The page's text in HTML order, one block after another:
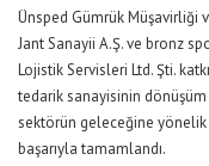
Ünsped Gümrük Müşavirliği
Jant Sanayii A.Ş. ve bronz
Lojistik Servisleri Ltd. Şti.
tedarik sanayisinin
sektörün geleceğine
başarıyla tamamlandı.